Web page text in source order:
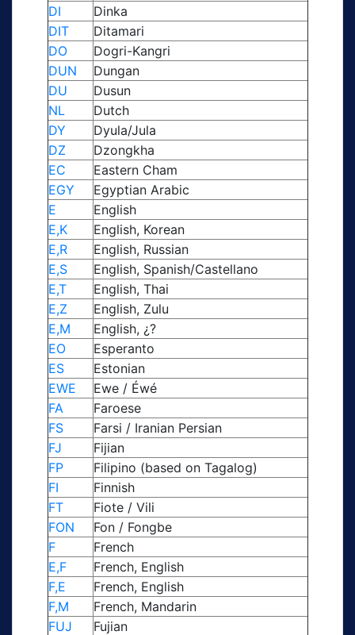
DI
Dinka
DIT
Ditamari
DO
Dogri-Kangri
DUN
Dungan
DU
Dusun
NL
Dutch
DY
Dyula/Jula
DZ
Dzongkha
EC
Eastern Cham
EGY
Egyptian Arabic
E
English
E,K
English, Korean
E,R
English, Russian
E,S
English, Spanish/Castellano
E,T
English, Thai
E,Z
English, Zulu
E,M
English, ¿?
EO
Esperanto
ES
Estonian
EWE
Ewe / Éwé
FA
Faroese
FS
Farsi / Iranian Persian
FJ
Fijian
FP
Filipino (based on Tagalog)
FI
Finnish
FT
Fiote / Vili
FON
Fon / Fongbe
F
French
E,F
French, English
F,E
French, English
F,M
French, Mandarin
FUJ
Fujian